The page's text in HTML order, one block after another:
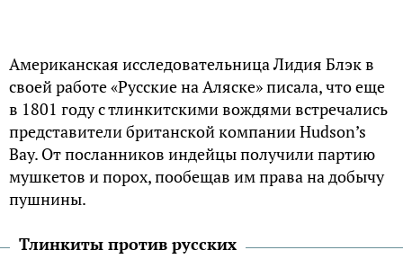
Американская исследовательница Лидия Блэк в
своей работе «Русские на Аляске» писала, что еще
в 1801 году с тлинкитскими вождями встречались
представители британской компании Hudson’s
Bay. От посланников индейцы получили партию
мушкетов и порох, пообещав им права на добычу
пушнины.
Тлинкиты против русских